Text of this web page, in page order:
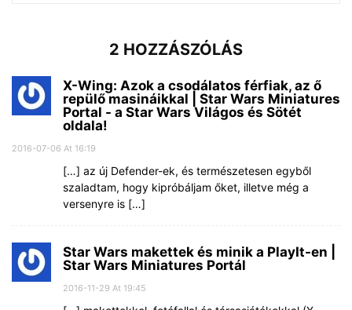
2 HOZZÁSZÓLÁS
X-Wing: Azok a csodálatos férfiak, az ő
repülő masináikkal | Star Wars Miniatures
Portal - a Star Wars Világos és Sötét
oldala!
2016-07-06 At 16:19
[…] az új Defender-ek, és természetesen egyből
szaladtam, hogy kipróbáljam őket, illetve még a
versenyre is […]
Star Wars makettek és minik a PlayIt-en |
Star Wars Miniatures Portál
2016-11-29 At 19:45